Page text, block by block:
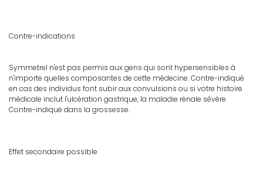
Contre-indications
Symmetrel n'est pas permis aux gens qui sont hypersensibles à
n'importe quelles composantes de cette médecine. Contre-indiqué
en cas des individus font subir aux convulsions ou si votre histoire
médicale inclut l'ulcération gastrique, la maladie rénale sévère.
Contre-indiqué dans la grossesse.
Effet secondaire possible